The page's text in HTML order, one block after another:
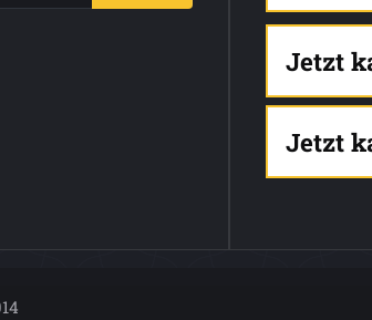
Jetzt
Jetzt